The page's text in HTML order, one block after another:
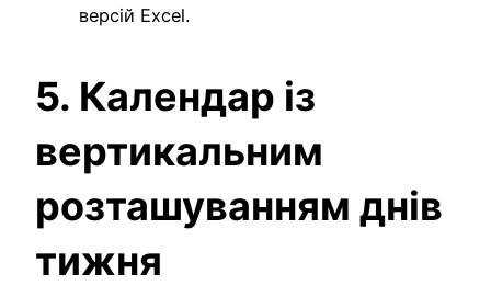
версій Excel.
5. Календар із
вертикальним
розташуванням днів
тижня